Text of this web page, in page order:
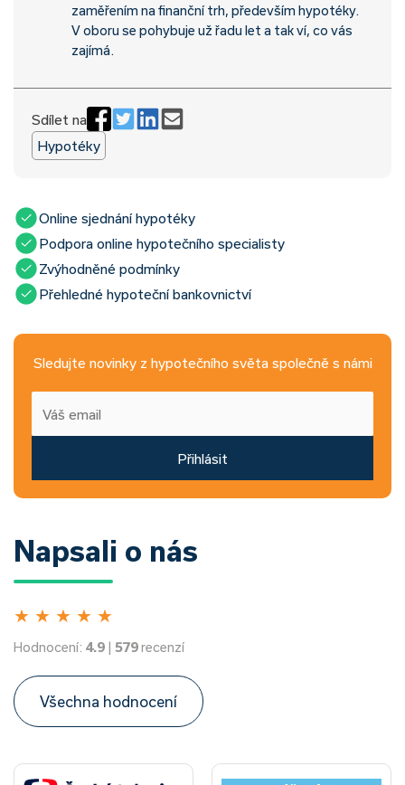
zaměřením na finanční trh, především hypotéky.
V oboru se pohybuje už řadu let a tak ví, co vás
zajímá.
Sdílet na
Hypotéky
Online sjednání hypotéky
Podpora online hypotečního specialisty
Zvýhodněné podmínky
Přehledné hypoteční bankovnictví
Sledujte novinky z hypotečního světa společně s námi
Přihlásit
Napsali o nás
★ ★ ★ ★ ★
Hodnocení: 4.9 | 579recenzí
Všechna hodnocení